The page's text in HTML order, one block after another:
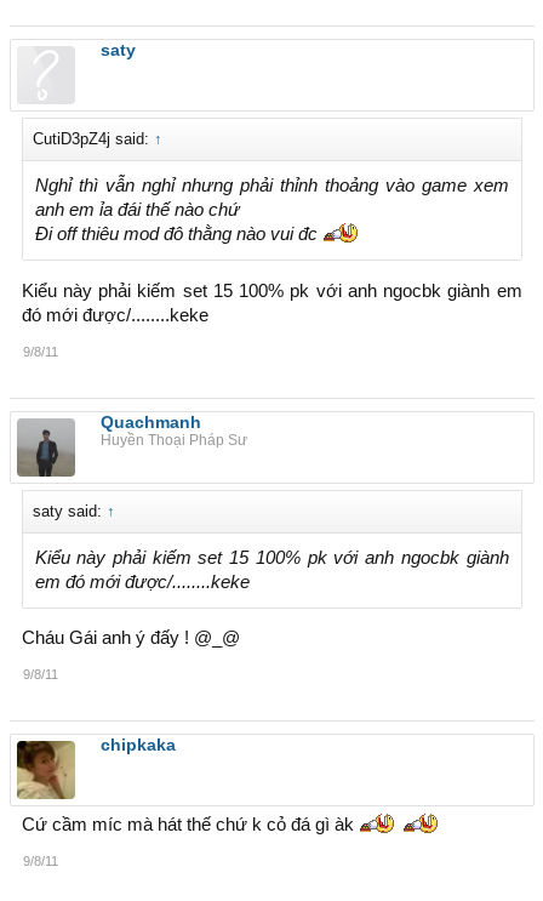
saty
CutiD3pZ4j said: ↑
Nghỉ thì vẫn nghỉ nhưng phải thỉnh thoảng vào game xem
anh em ỉa đái thế nào chứ
Đi off thiêu mod đô thằng nào vui đc
Kiểu này phải kiếm set 15 100% pk với anh ngocbk giành em
đó mới được/........keke
9/8/11
Quachmanh
Huyền Thoại Pháp Sư
saty said: ↑
Kiểu này phải kiếm set 15 100% pk với anh ngocbk giành
em đó mới được/........keke
Cháu Gái anh ý đấy ! @_@
9/8/11
chipkaka
Cứ cầm míc mà hát thế chứ k cỏ đá gì àk
9/8/11